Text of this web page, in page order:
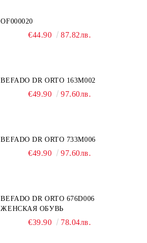
OF000020
€44.90 87.82лв.
BEFADO DR ORTO 163M002
€49.90 97.60лв.
BEFADO DR ORTO 733M006
€49.90 97.60лв.
BEFADO DR ORTO 676D006
ЖЕНСКАЯ ОБУВЬ
€39.90 78.04лв.